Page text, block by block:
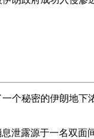
个秘密的伊朗地下
泄露源于一名双面